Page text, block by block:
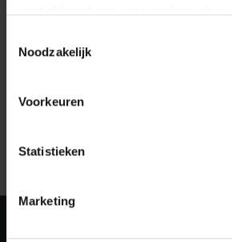
Noodzakelijk
Voorkeuren
Statistieken
Marketing
Welke toeslagen hanteert MBI?